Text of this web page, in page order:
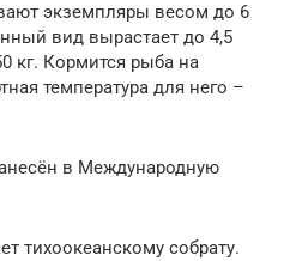
экземпляры весом до 6
вид вырастает до 4,5
кг. Кормится рыба на
температура для него –
в Международную
тихоокеанскому собрату.